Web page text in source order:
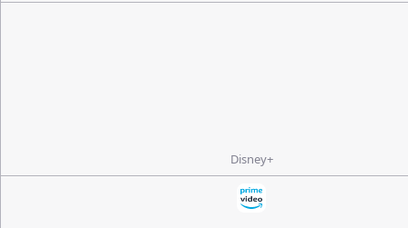
Disney+